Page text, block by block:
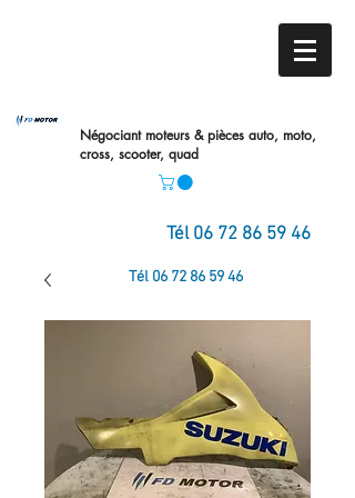
Négociant moteurs & pièces auto, moto,
cross, scooter, quad
Tél 06 72 86 59 46
Tél 06 72 86 59 46